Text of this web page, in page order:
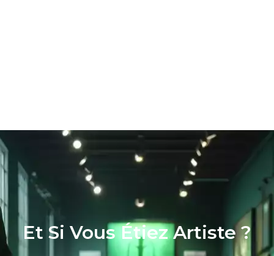
Et Si Vous Étiez Artiste ?